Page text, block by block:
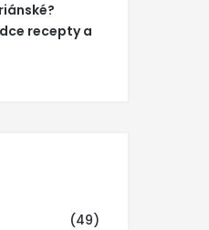
recepty a
(49)